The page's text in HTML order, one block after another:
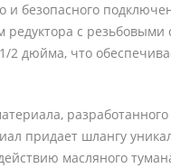
безопасного
редуктора с
2 дюйма, что
придает шлангу
масляного